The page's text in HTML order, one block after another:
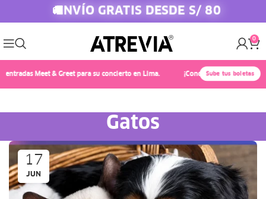
🚚 ENVÍO GRATIS DESDE S/ 80
0
Meet & Greet para su concierto en Lima. ¡Conoce a Chayanne! 🎤✨
Sube tus boletas
Gatos
17
JUN